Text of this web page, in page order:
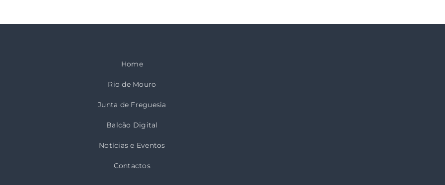
Home
Rio de Mouro
Junta de Freguesia
Balcão Digital
Notícias e Eventos
Contactos